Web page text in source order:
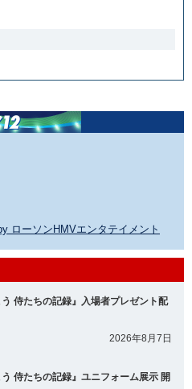
ローソンHMVエンタテイメント
侍たちの記録』入場者プレゼント配
2026年8月7日
侍たちの記録』ユニフォーム展示 開